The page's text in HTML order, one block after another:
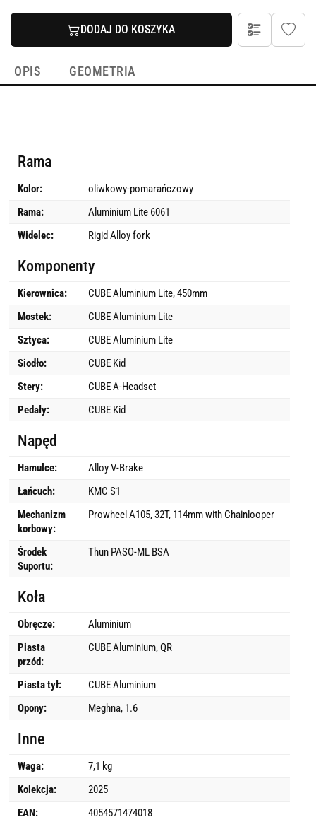
DODAJ DO KOSZYKA
OPIS GEOMETRIA
Rama
Kolor:
oliwkowy-pomarańczowy
Rama:
Aluminium Lite 6061
Widelec:
Rigid Alloy fork
Komponenty
Kierownica:
CUBE Aluminium Lite, 450mm
Mostek:
CUBE Aluminium Lite
Sztyca:
CUBE Aluminium Lite
Siodło:
CUBE Kid
Stery:
CUBE A-Headset
Pedały:
CUBE Kid
Napęd
Hamulce:
Alloy V-Brake
Łańcuch:
KMC S1
Mechanizm
korbowy:
Prowheel A105, 32T, 114mm with Chainlooper
Środek
Suportu:
Thun PASO-ML BSA
Koła
Obręcze:
Aluminium
Piasta
przód:
CUBE Aluminium, QR
Piasta tył:
CUBE Aluminium
Opony:
Meghna, 1.6
Inne
Waga:
7,1 kg
Kolekcja:
2025
EAN:
4054571474018